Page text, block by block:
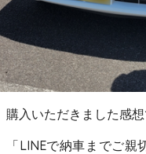
購入いただきました感想
「LINEで納車までご